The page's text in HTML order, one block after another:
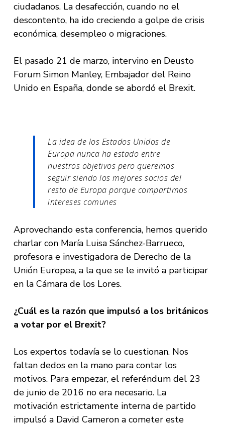
ciudadanos. La desafección, cuando no el
descontento, ha ido creciendo a golpe de crisis
económica, desempleo o migraciones.
El pasado 21 de marzo, intervino en Deusto
Forum Simon Manley, Embajador del Reino
Unido en España, donde se abordó el Brexit.
La idea de los Estados Unidos de
Europa nunca ha estado entre
nuestros objetivos pero queremos
seguir siendo los mejores socios del
resto de Europa porque compartimos
intereses comunes
Aprovechando esta conferencia, hemos querido
charlar con María Luisa Sánchez-Barrueco,
profesora e investigadora de Derecho de la
Unión Europea, a la que se le invitó a participar
en la Cámara de los Lores.
¿Cuál es la razón que impulsó a los británicos
a votar por el Brexit?
Los expertos todavía se lo cuestionan. Nos
faltan dedos en la mano para contar los
motivos. Para empezar, el referéndum del 23
de junio de 2016 no era necesario. La
motivación estrictamente interna de partido
impulsó a David Cameron a cometer este